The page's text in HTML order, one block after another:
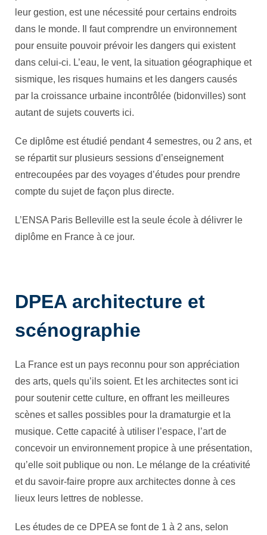
leur gestion, est une nécessité pour certains endroits
dans le monde. Il faut comprendre un environnement
pour ensuite pouvoir prévoir les dangers qui existent
dans celui-ci. L’eau, le vent, la situation géographique et
sismique, les risques humains et les dangers causés
par la croissance urbaine incontrôlée (bidonvilles) sont
autant de sujets couverts ici.
Ce diplôme est étudié pendant 4 semestres, ou 2 ans, et
se répartit sur plusieurs sessions d’enseignement
entrecoupées par des voyages d’études pour prendre
compte du sujet de façon plus directe.
L’ENSA Paris Belleville est la seule école à délivrer le
diplôme en France à ce jour.
DPEA architecture et
scénographie
La France est un pays reconnu pour son appréciation
des arts, quels qu’ils soient. Et les architectes sont ici
pour soutenir cette culture, en offrant les meilleures
scènes et salles possibles pour la dramaturgie et la
musique. Cette capacité à utiliser l’espace, l’art de
concevoir un environnement propice à une présentation,
qu’elle soit publique ou non. Le mélange de la créativité
et du savoir-faire propre aux architectes donne à ces
lieux leurs lettres de noblesse.
Les études de ce DPEA se font de 1 à 2 ans, selon